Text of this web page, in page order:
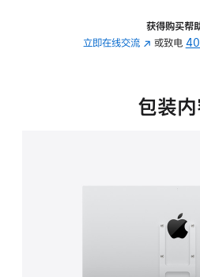
的
获得购买帮助
立即在线交流 (在
中
或致电
包装